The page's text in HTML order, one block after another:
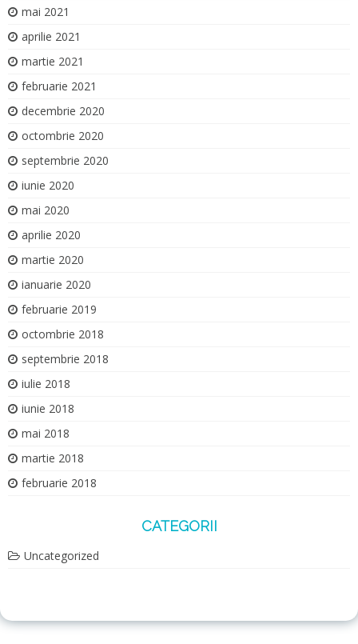
mai 2021
aprilie 2021
martie 2021
februarie 2021
decembrie 2020
octombrie 2020
septembrie 2020
iunie 2020
mai 2020
aprilie 2020
martie 2020
ianuarie 2020
februarie 2019
octombrie 2018
septembrie 2018
iulie 2018
iunie 2018
mai 2018
martie 2018
februarie 2018
CATEGORII
Uncategorized